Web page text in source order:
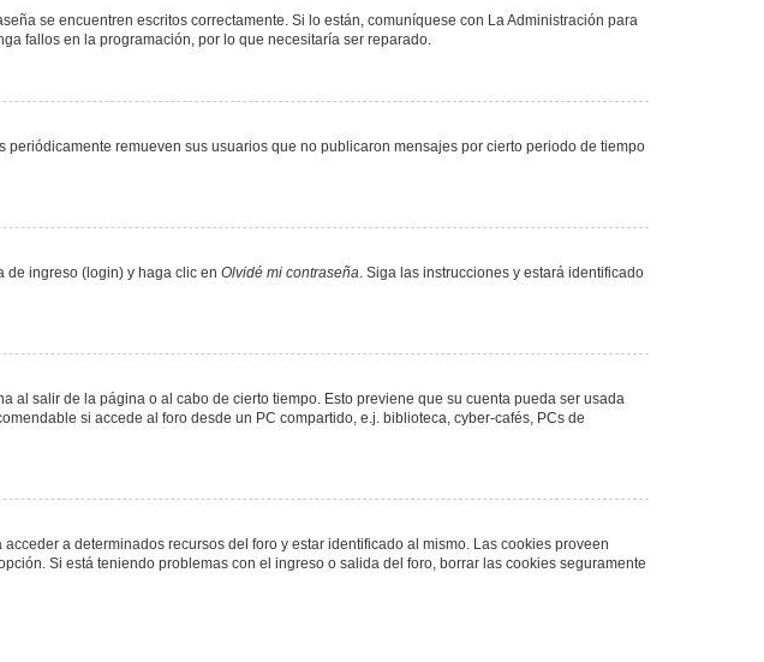
se encuentren escritos correctamente. Si lo están, comuníquese con La Administración para
fallos en la programación, por lo que necesitaría ser reparado.
remueven sus usuarios que no publicaron mensajes por cierto periodo de tiempo
de ingreso (login) y haga clic en Olvidé mi contraseña. Siga las instrucciones y estará identificado
salir de la página o al cabo de cierto tiempo. Esto previene que su cuenta pueda ser usada
si accede al foro desde un PC compartido, e.j. biblioteca, cyber-cafés, PCs de
a determinados recursos del foro y estar identificado al mismo. Las cookies proveen
Si está teniendo problemas con el ingreso o salida del foro, borrar las cookies seguramente